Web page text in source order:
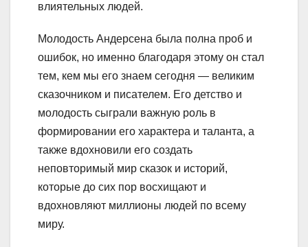
влиятельных людей.
Молодость Андерсена была полна проб и
ошибок, но именно благодаря этому он стал
тем, кем мы его знаем сегодня — великим
сказочником и писателем. Его детство и
молодость сыграли важную роль в
формировании его характера и таланта, а
также вдохновили его создать
неповторимый мир сказок и историй,
которые до сих пор восхищают и
вдохновляют миллионы людей по всему
миру.